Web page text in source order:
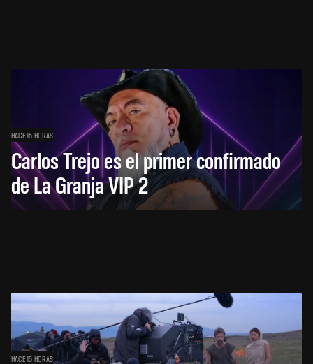
HACE 15 HORAS
Carlos Trejo es el primer confirmado
de La Granja VIP 2
HACE 15 HORAS